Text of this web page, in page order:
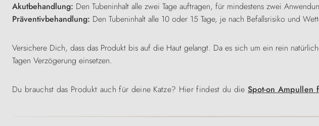
Akutbehandlung: Den Tubeninhalt alle zwei Tage auftragen, für mindestens zwei
Präventivbehandlung: Den Tubeninhalt alle 10 oder 15 Tage, je nach Befallsrisiko und
Versichere Dich, dass das Produkt bis auf die Haut gelangt. Da es sich um ein rein
Tagen Verzögerung einsetzen.
Du brauchst das Produkt auch für deine Katze? Hier findest du dieSpot-on Ampullen